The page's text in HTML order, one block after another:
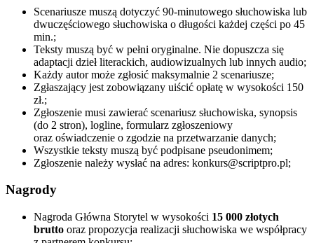
Scenariusze muszą dotyczyć 90-minutowego słuchowiska lub
dwuczęściowego słuchowiska o długości każdej części po 45
min.;
Teksty muszą być w pełni oryginalne. Nie dopuszcza się
adaptacji dzieł literackich, audiowizualnych lub innych audio;
Każdy autor może zgłosić maksymalnie 2 scenariusze;
Zgłaszający jest zobowiązany uiścić opłatę w wysokości 150
zł.;
Zgłoszenie musi zawierać scenariusz słuchowiska, synopsis
(do 2 stron), logline, formularz zgłoszeniowy
oraz oświadczenie o zgodzie na przetwarzanie danych;
Wszystkie teksty muszą być podpisane pseudonimem;
Zgłoszenie należy wysłać na adres: konkurs@scriptpro.pl;
Nagrody
Nagroda Główna Storytel w wysokości 15 000 złotych
brutto oraz propozycja realizacji słuchowiska we współpracy